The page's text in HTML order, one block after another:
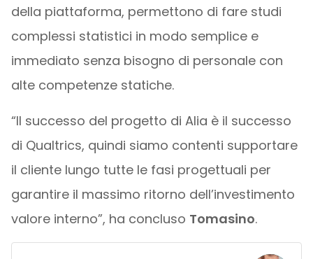
della piattaforma, permettono di fare studi
complessi statistici in modo semplice e
immediato senza bisogno di personale con
alte competenze statiche.
“Il successo del progetto di Alia è il successo
di Qualtrics, quindi siamo contenti supportare
il cliente lungo tutte le fasi progettuali per
garantire il massimo ritorno dell’investimento
valore interno”, ha concluso Tomasino.